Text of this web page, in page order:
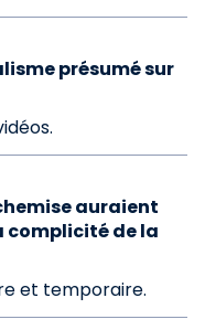
présumé sur
auraient
complicité de la
et temporaire.